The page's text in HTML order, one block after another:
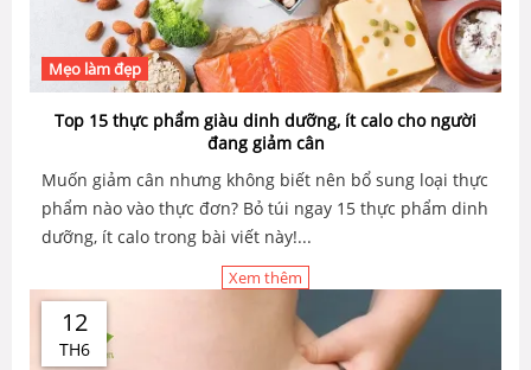
Mẹo làm đẹp
Top 15 thực phẩm giàu dinh dưỡng, ít calo cho người
đang giảm cân
Muốn giảm cân nhưng không biết nên bổ sung loại thực
phẩm nào vào thực đơn? Bỏ túi ngay 15 thực phẩm dinh
dưỡng, ít calo trong bài viết này!...
Xem thêm
12
TH6